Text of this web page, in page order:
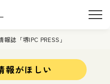
誌「堺IPC PRESS」
報がほしい